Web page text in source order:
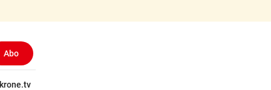
Abo
krone.tv